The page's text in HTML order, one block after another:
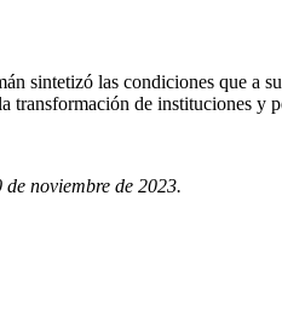
sintetizó las condiciones que a
de instituciones y
de noviembre de 2023.